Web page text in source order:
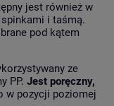
jest również w
i taśmą.
pod kątem
ze
PP. Jest poręczny,
w pozycji poziomej